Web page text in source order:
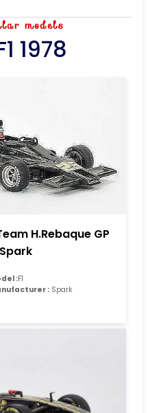
models
1978
H.Rebaque GP
:F1
: Spark